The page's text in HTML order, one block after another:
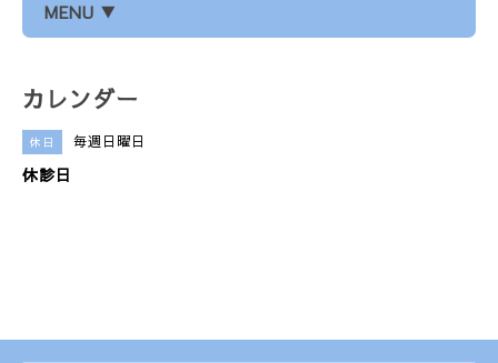
MENU ▼
カレンダー
休日 毎週日曜日
休診日